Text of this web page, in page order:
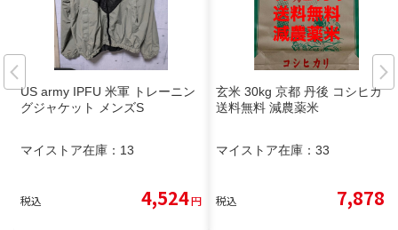
US army IPFU 米軍 トレーニン
グジャケット メンズS
マイストア在庫： 13
税込 4,524円
玄米 30kg 京都 丹後 コシヒカリ
送料無料 減農薬米
マイストア在庫： 33
税込 7,878